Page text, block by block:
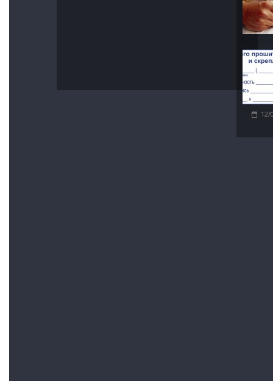
12/